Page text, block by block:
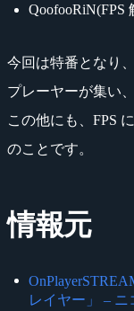
QoofooRiN(FPS
今回は特番となり
プレーヤーが集い
この他にも、FPS
のことです。
情報元
レイヤー」 – ニ